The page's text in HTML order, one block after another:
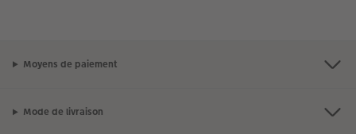
Moyens de paiement
Mode de livraison